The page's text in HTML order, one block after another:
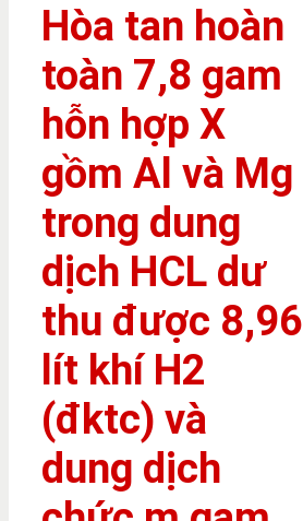
Hòa tan hoàn
toàn 7,8 gam
hỗn hợp X
gồm Al và Mg
trong dung
dịch HCL dư
thu được 8,96
lít khí H2
(đktc) và
dung dịch